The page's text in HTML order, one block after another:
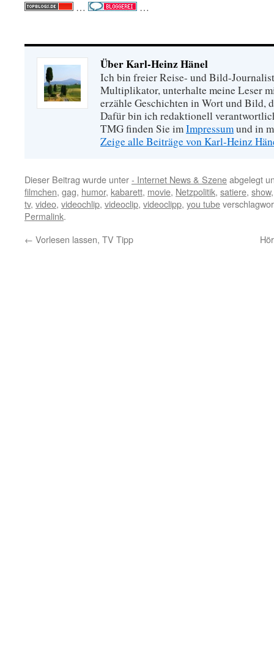
… …
Über Karl-Heinz Hänel
Ich bin freier Reise- und Bild-
Multiplikator, unterhalte meine Leser
erzähle Geschichten in Wort und Bild,
Dafür bin ich redaktionell
TMG finden Sie imImpressumund in
Zeige alle Beiträge von Karl-Heinz
Dieser Beitrag wurde unter- Internet News & Szeneabgelegt
filmchen, gag, humor, kabarett, movie, Netzpolitik, satiere, show
tv, video, videochlip, videoclip, videoclipp, you tube
Permalink.
← Vorlesen lassen, TV Tipp